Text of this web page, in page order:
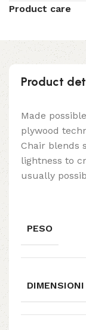
Product care
Product
Made
plywood
Chair blends
lightness to
usually
PESO
DIMENSIONI